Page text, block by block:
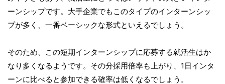
ーンシップです。大手企業でもこのタイプのインターンシッ
プが多く、一番ベーシックな形式といえるでしょう。
そのため、この短期インターンシップに応募する就活生はか
なり多くなるようです。その分採用倍率も上がり、1日インタ
ーンに比べると参加できる確率は低くなるでしょう。